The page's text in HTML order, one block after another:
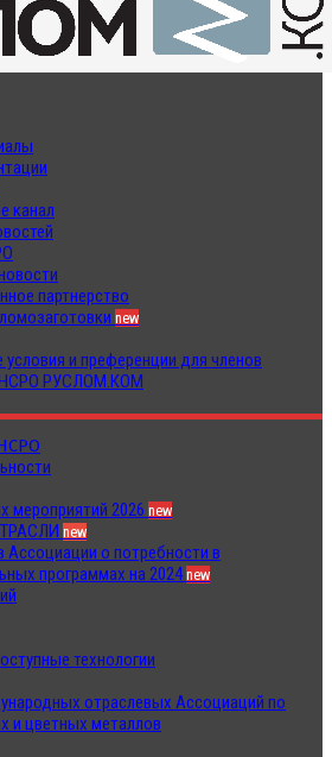
канал
партнерство
new
и преференции для членов
НСРО РУСЛОМ.КОМ
мероприятий 2026 new
new
Ассоциации о потребности в
программах на 2024new
технологии
отраслевых Ассоциаций по
и цветных металлов